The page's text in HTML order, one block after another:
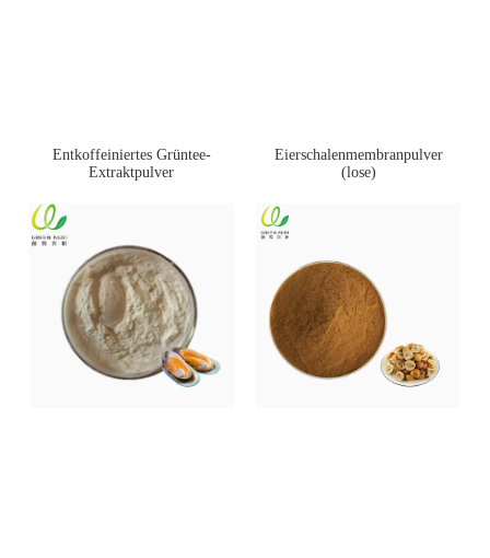
Entkoffeiniertes Grüntee-
Extraktpulver
Eierschalenmembranpulver
(lose)